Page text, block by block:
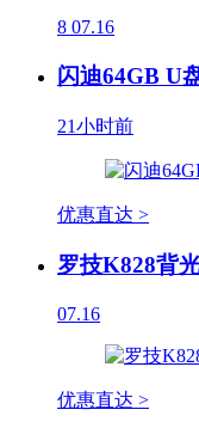
8 07.16
闪迪64GB U
21小时前
优惠直达 >
罗技K828背
07.16
优惠直达 >